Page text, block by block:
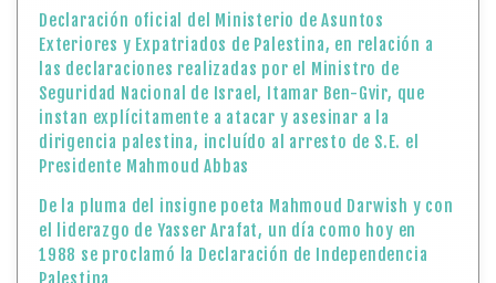
Declaración oficial del Ministerio de Asuntos
Exteriores y Expatriados de Palestina, en relación a
las declaraciones realizadas por el Ministro de
Seguridad Nacional de Israel, Itamar Ben-Gvir, que
instan explícitamente a atacar y asesinar a la
dirigencia palestina, incluído al arresto de S.E. el
Presidente Mahmoud Abbas
De la pluma del insigne poeta Mahmoud Darwish y con
el liderazgo de Yasser Arafat, un día como hoy en
1988 se proclamó la Declaración de Independencia